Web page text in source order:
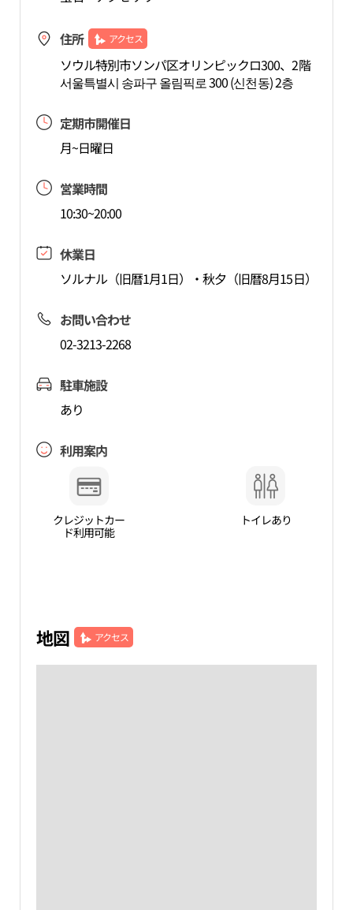
住所 アクセス
ソウル特別市ソンパ区オリンピックロ300、2階
서울특별시 송파구 올림픽로 300 (신천동) 2층
定期市開催日
月~日曜日
営業時間
10:30~20:00
休業日
ソルナル（旧暦1月1日）・秋夕（旧暦8月15日）
お問い合わせ
02-3213-2268
駐車施設
あり
利用案内
クレジットカー
ド利用可能
トイレあり
地図 アクセス